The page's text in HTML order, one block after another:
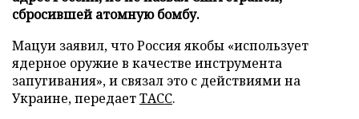
сбросившей атомную бомбу.
Мацуи заявил, что Россия якобы «использует
ядерное оружие в качестве инструмента
запугивания», и связал это с действиями на
Украине, передаетТАСС.